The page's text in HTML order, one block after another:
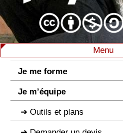
Menu
Je me forme
Je m’équipe
Outils et plans